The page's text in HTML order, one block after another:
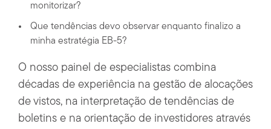
monitorizar?
Que tendências devo observar enquanto finalizo a
minha estratégia EB-5?
O nosso painel de especialistas combina
décadas de experiência na gestão de alocações
de vistos, na interpretação de tendências de
boletins e na orientação de investidores através